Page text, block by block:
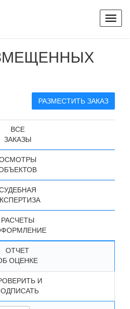
РАЗМЕСТИТЬ ЗАКАЗ
ВСЕ
ЗАКАЗЫ
РАСЧЕТЫ
ОТЧЕТ
ОЦЕНКЕ
И